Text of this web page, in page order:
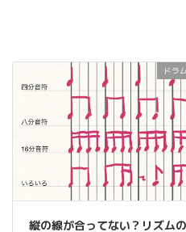
ドラ
縦の線が合ってない？リズム